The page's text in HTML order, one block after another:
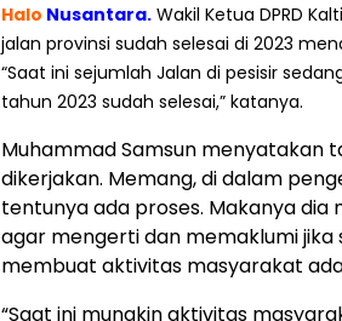
Halo Nusantara. Wakil Ketua DPRD
jalan provinsi sudah selesai di 2023
“Saat ini sejumlah Jalan di pesisir
tahun 2023 sudah selesai,” katanya.
Muhammad Samsun menyatakan
dikerjakan. Memang, di dalam
tentunya ada proses. Makanya
agar mengerti dan memaklumi
membuat aktivitas masyarakat
“Saat ini mungkin aktivitas